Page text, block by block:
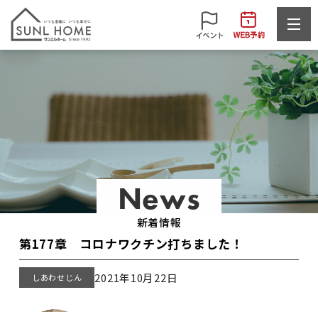
News
新着情報
第177章 コロナワクチン打ちました！
しあわせじん 2021年10月22日